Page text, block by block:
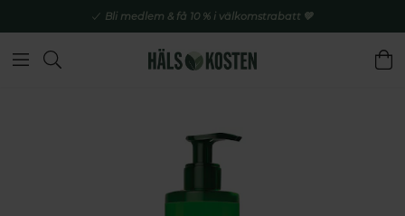
Bli medlem & få 10 % i välkomstrabatt 💚